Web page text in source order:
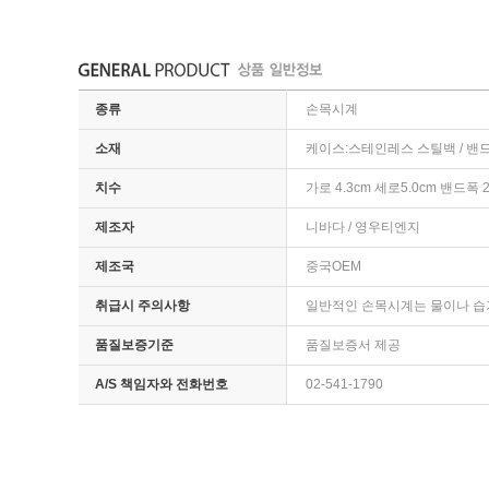
종류 손목시계
소재 케이스:스테인레스 스틸백 / 밴
치수 가로 4.3cm 세로5.0cm 밴드폭
제조자 니바다 / 영우티엔지
제조국 중국OEM
취급시 주의사항 일반적인 손목시계는 물이나
품질보증기준 품질보증서 제공
A/S 책임자와 전화번호 02-541-1790